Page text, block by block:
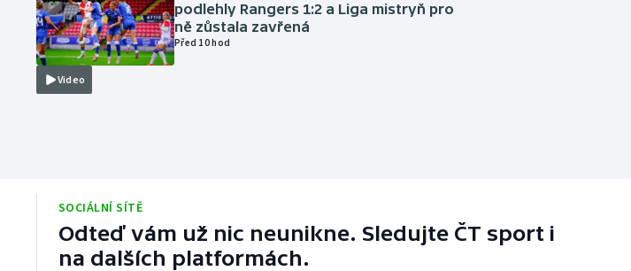
Video
podlehly Rangers 1:2 a Liga mistryň pro
ně zůstala zavřená
Před 10 hod
SOCIÁLNÍ SÍTĚ
Odteď vám už nic neunikne. Sledujte ČT sport i
na dalších platformách.